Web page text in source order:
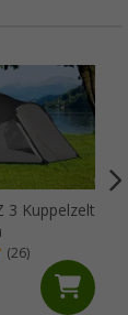
3 Kuppelzelt
(26)